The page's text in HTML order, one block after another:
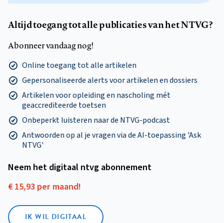
Altijd toegang tot alle publicaties van het NTVG?
Abonneer vandaag nog!
Online toegang tot alle artikelen
Gepersonaliseerde alerts voor artikelen en dossiers
Artikelen voor opleiding en nascholing mét
geaccrediteerde toetsen
Onbeperkt luisteren naar de NTVG-podcast
Antwoorden op al je vragen via de AI-toepassing 'Ask
NTVG'
Neem het digitaal ntvg abonnement
€ 15,93 per maand!
IK WIL DIGITAAL